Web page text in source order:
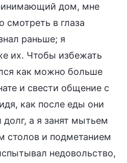
дом, мне
смотреть в глаза
раньше; я
их. Чтобы избежать
как можно больше
и свести общение с
как после еды они
долг, а я занят мытьем
столов и подметанием
недовольство,